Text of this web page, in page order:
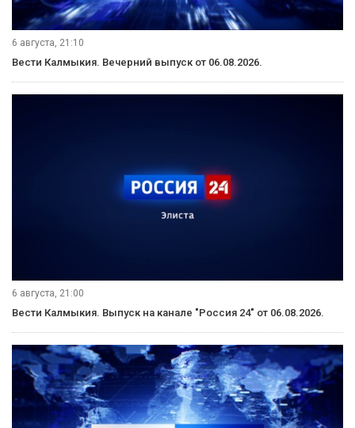
6 августа, 21:10
Вести Калмыкия. Вечерний выпуск от 06.08.2026.
6 августа, 21:00
Вести Калмыкия. Выпуск на канале "Россия 24" от 06.08.2026.